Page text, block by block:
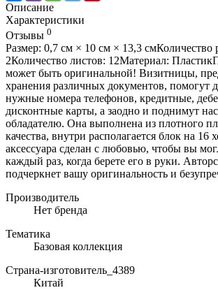
Описание
Характеристики
Отзывы 0
Размер: 0,7 см × 10 см × 13,3 смКоличество
2Количество листов: 12Материал:
может быть оригинальной! Визитницы,
хранения различных документов, помогут
нужные номера телефонов, кредитные,
дисконтные карты, а заодно и поднимут
обладателю. Она выполнена из плотного
качества, внутри располагается блок на 16
аксессуара сделан с любовью, чтобы вы
каждый раз, когда берете его в руки.
подчеркнет вашу оригинальность и
Производитель
Нет бренда
Тематика
Базовая коллекция
Страна-изготовитель_4389
Китай